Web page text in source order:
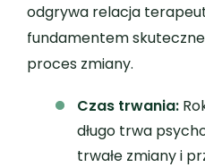
odgrywa relacja
fundamentem
proces zmiany.
Czas trwania:
długo trwa
trwałe zmiany i